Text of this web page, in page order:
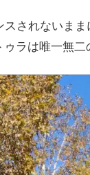
されないま
ゥラは唯一無二